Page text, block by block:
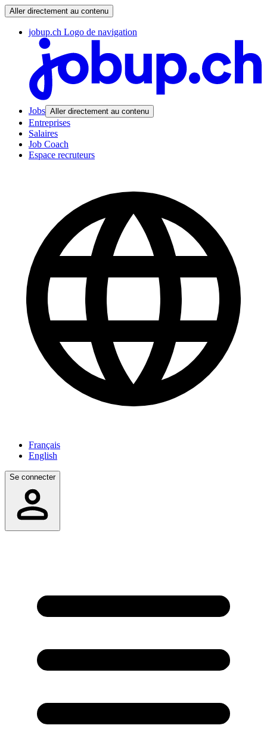
Aller directement au contenu
jobup.ch Logo de navigation
Jobs Aller directement au contenu
Entreprises
Salaires
Job Coach
Espace recruteurs
Français
English
Se connecter